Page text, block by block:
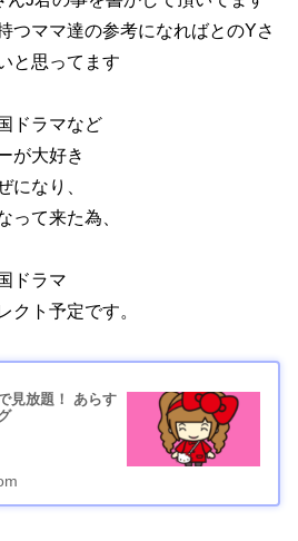
つママ達の参考になればとのYさ
と思ってます
ドラマなど
が大好き
になり、
って来た為、
ドラマ
クト予定です。
見放題！ あらす